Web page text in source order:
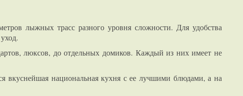
лыжных трасс разного уровня сложности. Для удобства
люксов, до отдельных домиков. Каждый из них имеет не
вкуснейшая национальная кухня с ее лучшими блюдами, а на